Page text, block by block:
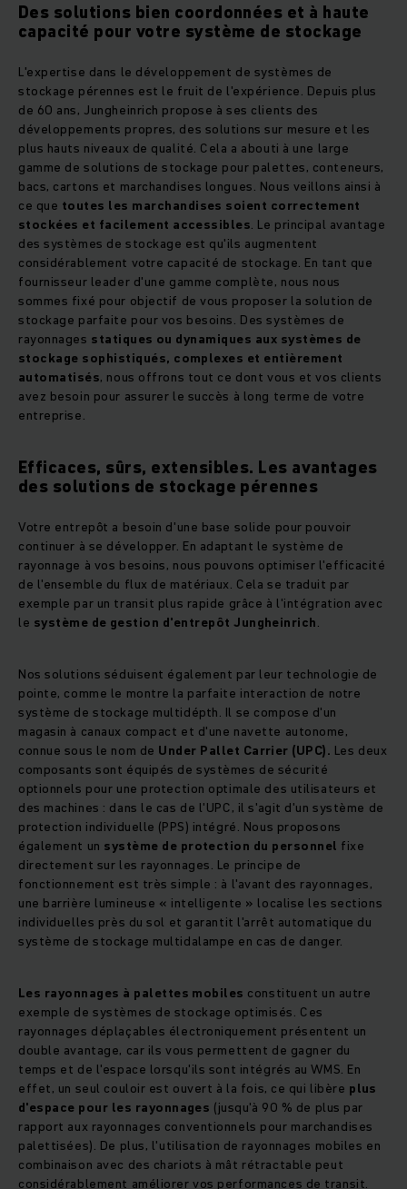
Des solutions bien coordonnées et à haute
capacité pour votre système de stockage
L'expertise dans le développement de systèmes de
stockage pérennes est le fruit de l'expérience. Depuis plus
de 60 ans, Jungheinrich propose à ses clients des
développements propres, des solutions sur mesure et les
plus hauts niveaux de qualité. Cela a abouti à une large
gamme de solutions de stockage pour palettes, conteneurs,
bacs, cartons et marchandises longues. Nous veillons ainsi à
ce que toutes les marchandises soient correctement
stockées et facilement accessibles. Le principal avantage
des systèmes de stockage est qu'ils augmentent
considérablement votre capacité de stockage. En tant que
fournisseur leader d'une gamme complète, nous nous
sommes fixé pour objectif de vous proposer la solution de
stockage parfaite pour vos besoins. Des systèmes de
rayonnages statiques ou dynamiques aux systèmes de
stockage sophistiqués, complexes et entièrement
automatisés, nous offrons tout ce dont vous et vos clients
avez besoin pour assurer le succès à long terme de votre
entreprise.
Efficaces, sûrs, extensibles. Les avantages
des solutions de stockage pérennes
Votre entrepôt a besoin d'une base solide pour pouvoir
continuer à se développer. En adaptant le système de
rayonnage à vos besoins, nous pouvons optimiser l'efficacité
de l'ensemble du flux de matériaux. Cela se traduit par
exemple par un transit plus rapide grâce à l'intégration avec
le système de gestion d'entrepôt Jungheinrich.
Nos solutions séduisent également par leur technologie de
pointe, comme le montre la parfaite interaction de notre
système de stockage multidépth. Il se compose d'un
magasin à canaux compact et d'une navette autonome,
connue sous le nom de Under Pallet Carrier (UPC). Les deux
composants sont équipés de systèmes de sécurité
optionnels pour une protection optimale des utilisateurs et
des machines : dans le cas de l'UPC, il s'agit d'un système de
protection individuelle (PPS) intégré. Nous proposons
également un système de protection du personnel fixe
directement sur les rayonnages. Le principe de
fonctionnement est très simple : à l'avant des rayonnages,
une barrière lumineuse « intelligente » localise les sections
individuelles près du sol et garantit l'arrêt automatique du
système de stockage multidalampe en cas de danger.
Les rayonnages à palettes mobiles constituent un autre
exemple de systèmes de stockage optimisés. Ces
rayonnages déplaçables électroniquement présentent un
double avantage, car ils vous permettent de gagner du
temps et de l'espace lorsqu'ils sont intégrés au WMS. En
effet, un seul couloir est ouvert à la fois, ce qui libère plus
d'espace pour les rayonnages (jusqu'à 90 % de plus par
rapport aux rayonnages conventionnels pour marchandises
palettisées). De plus, l'utilisation de rayonnages mobiles en
combinaison avec des chariots à mât rétractable peut
considérablement améliorer vos performances de transit.